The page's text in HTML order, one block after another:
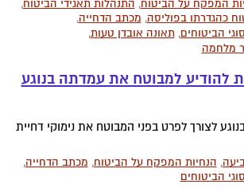
המפקח על הביטוח, התנהלות תאגידי הביטוח,
כהגדרתו בפוליסה, מכתב הדחייה,
הביטוחים,תאונה אובדן טעות,
מלחמה
להודיע למבוטח את עמדתה בנוגע
לצורך לפרט בפני המבוטח את נימוקי דחיית
, הנחיות המפקח על הביטוח, מכתב הדחייה,
הביטוחים